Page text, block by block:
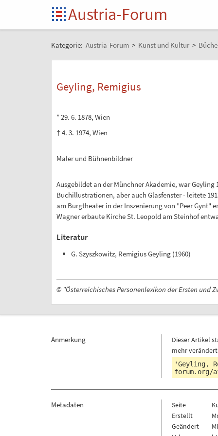
Austria-Forum
Kategorie: Austria-Forum > Kunst und Kultur >
Geyling, Remigius
* 29. 6. 1878, Wien
† 4. 3. 1974, Wien
Maler und Bühnenbildner
Ausgebildet an der Münchner Akademie, war Geyling
Buchillustrationen, aber auch Glasfenster - leitete
am Burgtheater in der Inszenierung von "Peer Gynt"
Wagner erbaute Kirche St. Leopold am Steinhof
Literatur
G. Szyszkowitz, Remigius Geyling (1960)
© "Österreichisches Personenlexikon der Ersten und
Anmerkung
Dieser Artikel
mehr
'Geyling,
forum.org/
Metadaten Seite
Erstellt
Geändert